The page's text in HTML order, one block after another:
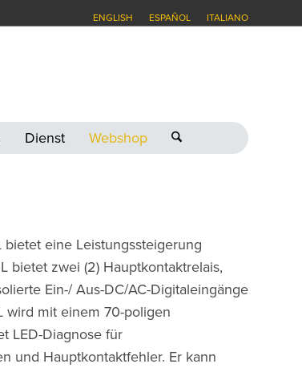
ENGLISH ESPAÑOL ITALIANO
Dienst Webshop
eine Leistungssteigerung
bietet zwei (2) Hauptkontaktrelais,
Ein-/ Aus-DC/AC-Digitaleingänge
wird mit einem 70-poligen
LED-Diagnose für
und Hauptkontaktfehler. Er kann